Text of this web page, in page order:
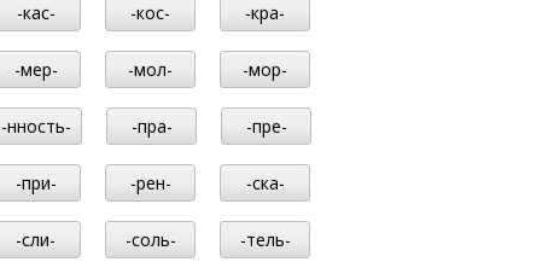
-кас- -кос- -кра-
-мер- -мол- -мор-
-нность- -пра- -пре-
-при- -рен- -ска-
-сли- -соль- -тель-